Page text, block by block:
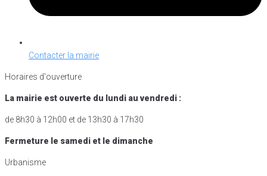
Contacter la mairie
Horaires d'ouverture
La mairie est ouverte du lundi au vendredi :
de 8h30 à 12h00 et de 13h30 à 17h30
Fermeture le samedi et le dimanche
Urbanisme